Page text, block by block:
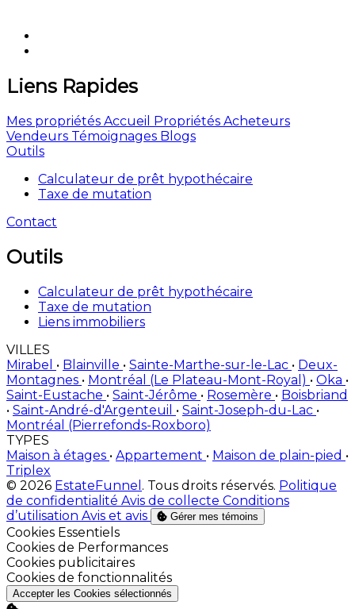
Liens Rapides
Mes propriétés Accueil Propriétés Acheteurs
Vendeurs Témoignages Blogs
Outils
Calculateur de prêt hypothécaire
Taxe de mutation
Contact
Outils
Calculateur de prêt hypothécaire
Taxe de mutation
Liens immobiliers
VILLES
Mirabel • Blainville • Sainte-Marthe-sur-le-Lac • Deux-
Montagnes • Montréal (Le Plateau-Mont-Royal) • Oka •
Saint-Eustache • Saint-Jérôme • Rosemère • Boisbriand
• Saint-André-d'Argenteuil • Saint-Joseph-du-Lac •
Montréal (Pierrefonds-Roxboro)
TYPES
Maison à étages • Appartement • Maison de plain-pied •
Triplex
© 2026 EstateFunnel . Tous droits réservés. Politique
de confidentialité Avis de collecte Conditions
d’utilisation Avis et avis Gérer mes témoins
Activer
Cookies Essentiels
Activer
Cookies de Performances
Activer
Cookies publicitaires
Activer
Cookies de fonctionnalités
Accepter les Cookies sélectionnés